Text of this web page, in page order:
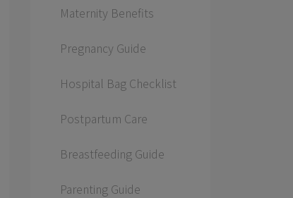
Maternity Benefits
Pregnancy Guide
Hospital Bag Checklist
Postpartum Care
Breastfeeding Guide
Parenting Guide